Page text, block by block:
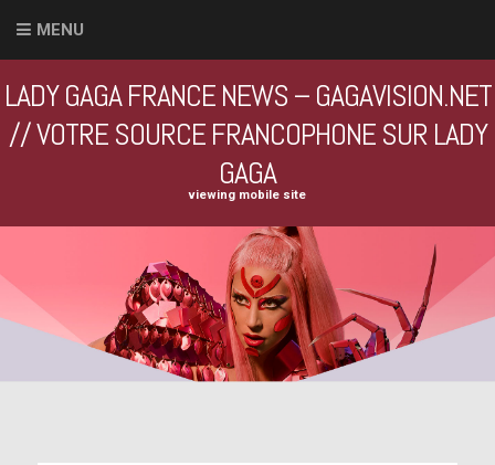
MENU
LADY GAGA FRANCE NEWS – GAGAVISION.NET
// VOTRE SOURCE FRANCOPHONE SUR LADY
GAGA
viewing mobile site